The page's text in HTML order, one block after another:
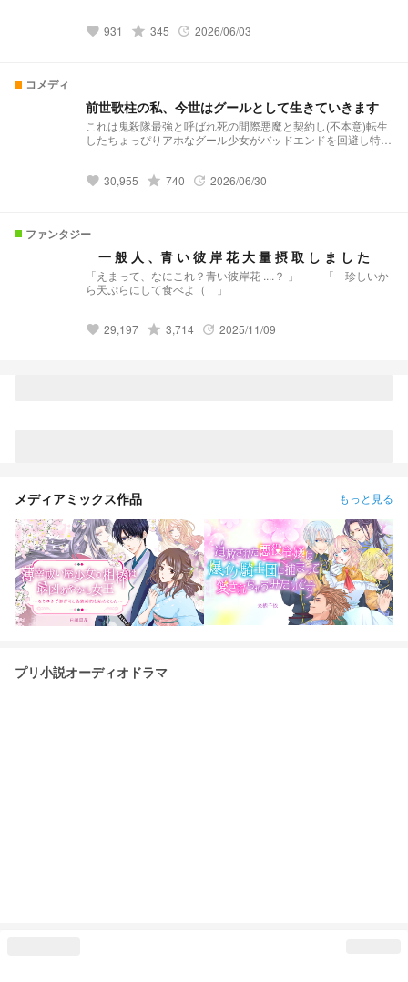
____________ 夜「お前らいい加減にしろ！！」 とんでもな
favorite 931 grade 345 update 2026/06/03
コメディ
前世歌柱の私、今世はグールとして生きていきます
これは鬼殺隊最強と呼ばれ死の間際悪魔と契約し(不本意)転生
したちょっぴりアホなグール少女がバッドエンドを回避し特待
第2話〜第19話 EP1『願いを叶える男』第20話〜第61話
『小さな逃亡者』第189話〜第227話 EP7 『生ける屍の解剖記
録』第228話〜第270話 EP8 『帰り道のないオークション』第
271話〜297話 EP9『死者の楽園』第298話〜第322話
EP10『惨劇は紅茶と共に』第323話〜第343話 EP11『独房に
訪れる殺意』第344話〜第366話 EP12『ネコが鳴く牧場』第
EP15『お化け屋敷幽霊奇譚』第458話〜第486話 EP16『吉凶
favorite 30,955 grade 740 update 2026/06/30
ファンタジー
一 般 人 、青 い 彼 岸 花 大 量 摂 取 し ま し た
「えまって、なにこれ？青い彼岸花 ....？ 」 「 珍しいか
ら天ぷらにして食べよ（ 」
favorite 29,197 grade 3,714 update 2025/11/09
メディアミックス作品 もっと見る
プリ小説オーディオドラマ